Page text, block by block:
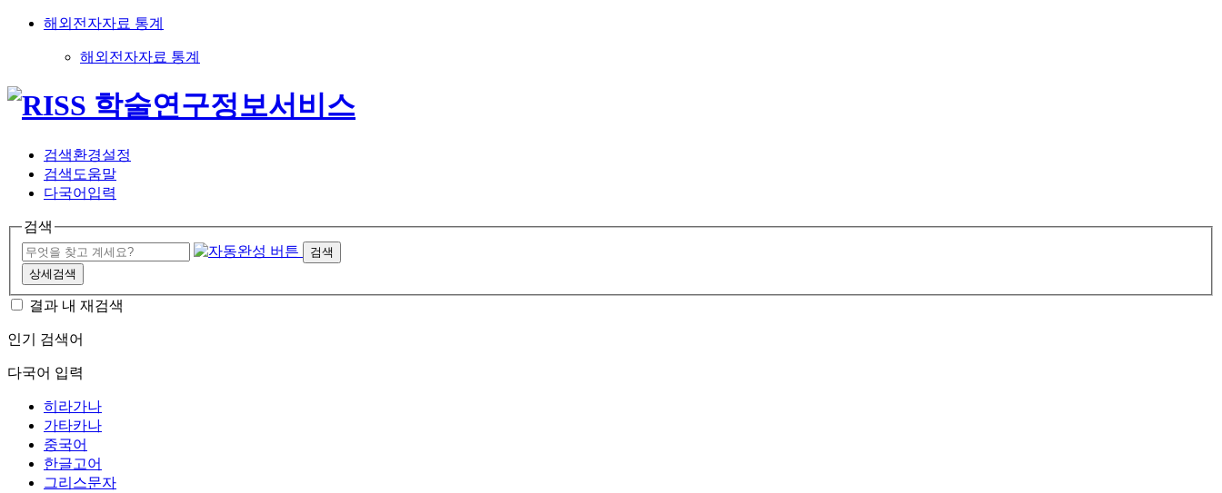
해외전자자료 통계
해외전자자료 통계
검색환경설정
검색도움말
다국어입력
검색
검색
상세검색
결과 내 재검색
인기 검색어
다국어 입력
히라가나
가타카나
중국어
한글고어
그리스문자